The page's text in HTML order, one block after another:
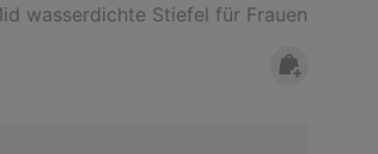
wasserdichte Stiefel für Frauen